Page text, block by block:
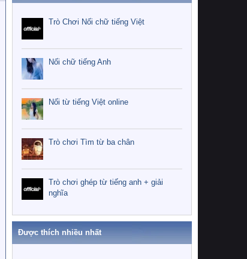
Trò Chơi Nối chữ tiếng Việt
Nối chữ tiếng Anh
Nối từ tiếng Việt online
Trò chơi Tìm từ ba chân
Trò chơi ghép từ tiếng anh + giải
nghĩa
Được thích nhiều nhất